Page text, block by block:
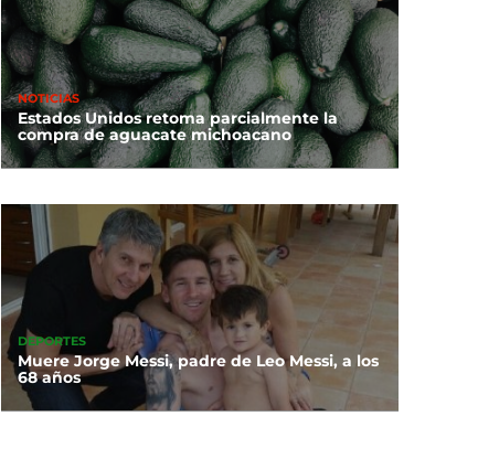
NOTICIAS
Estados Unidos retoma parcialmente la
compra de aguacate michoacano
DEPORTES
Muere Jorge Messi, padre de Leo Messi, a los
68 años